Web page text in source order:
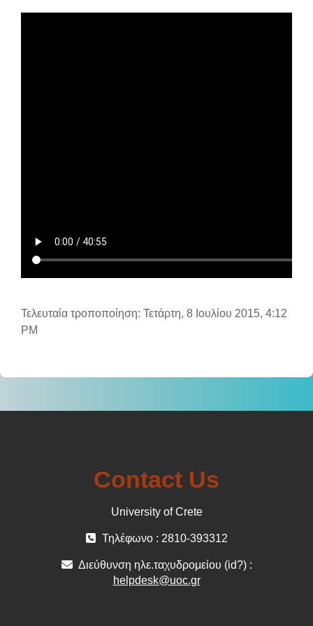
Τελευταία τροποποίηση: Τετάρτη, 8 Ιουλίου 2015, 4:12
PM
Contact Us
University of Crete
Τηλέφωνο : 2810-393312
Διεύθυνση ηλε.ταχυδρομείου (id?) :
helpdesk@uoc.gr